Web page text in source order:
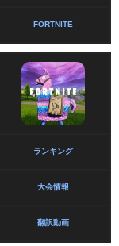
FORTNITE
ランキング
大会情報
翻訳動画